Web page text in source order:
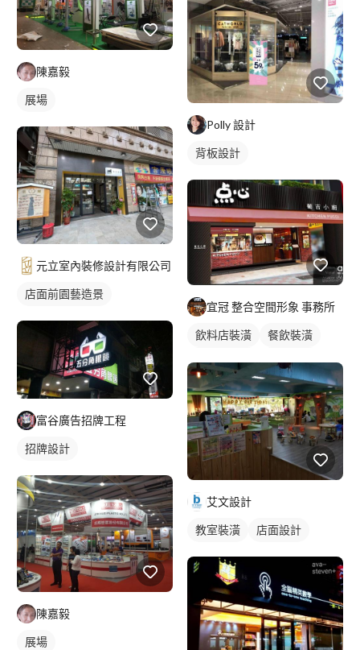
陳嘉毅
展場
元立室內裝修設計有限公司
店面前園藝造景
富谷廣告招牌工程
招牌設計
陳嘉毅
展場
Polly 設計
背板設計
宜冠 整合空間形象 事務所
飲料店裝潢
餐飲裝潢
艾文設計
教室裝潢 店面設計